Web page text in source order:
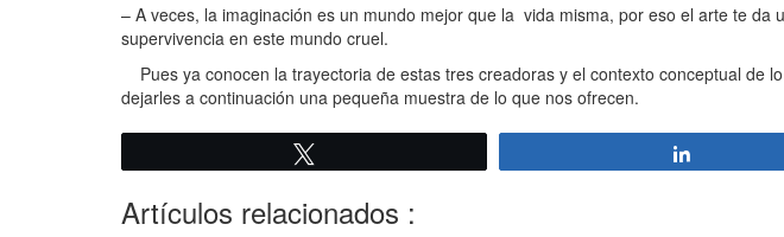
– A veces, la imaginación es un mundo mejor que la vida misma, por eso el arte te da
supervivencia en este mundo cruel.
Pues ya conocen la trayectoria de estas tres creadoras y el contexto conceptual de
dejarles a continuación una pequeña muestra de lo que nos ofrecen.
Artículos relacionados :